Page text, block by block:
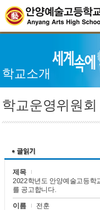
학교소개
학교운영위원회
제목
2022학년도 안양예술고등학
를 공고합니다.
이름 전훈